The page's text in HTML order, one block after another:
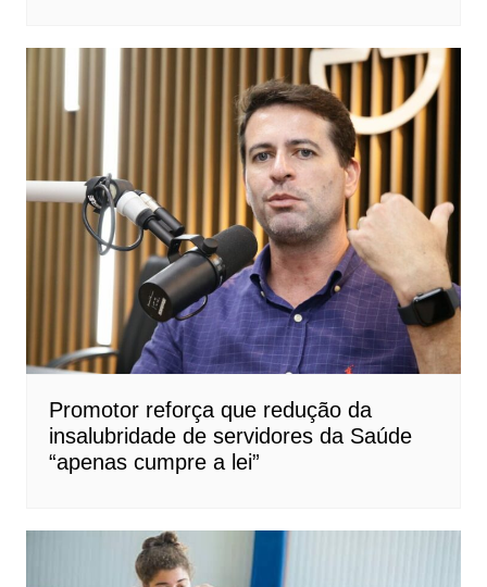
Promotor reforça que redução da
insalubridade de servidores da Saúde
“apenas cumpre a lei”